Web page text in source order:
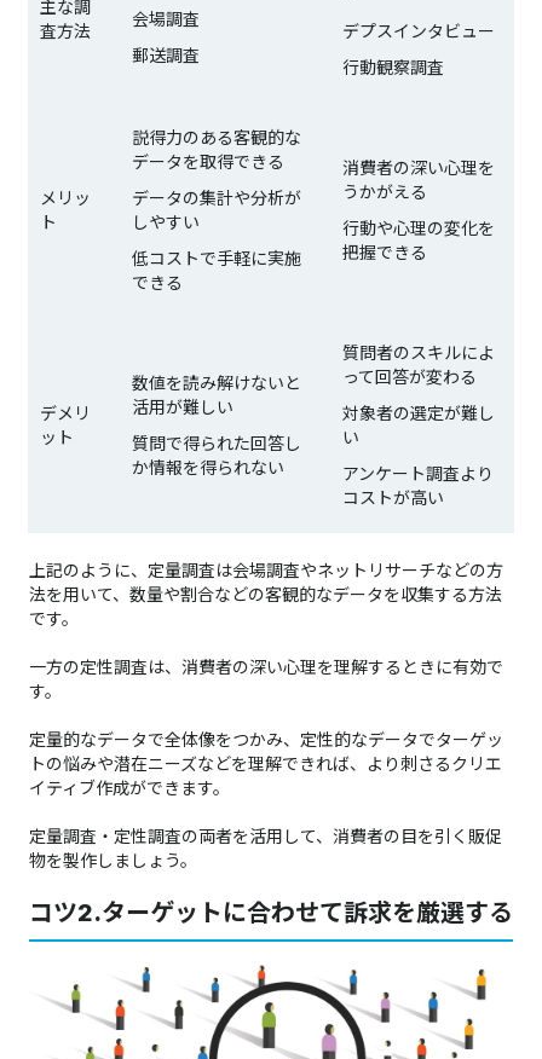
主な調
査方法
会場調査
郵送調査
デプスインタビュー
行動観察調査
メリッ
ト
説得力のある客観的な
データを取得できる
データの集計や分析が
しやすい
低コストで手軽に実施
できる
消費者の深い心理を
うかがえる
行動や心理の変化を
把握できる
デメリ
ット
数値を読み解けないと
活用が難しい
質問で得られた回答し
か情報を得られない
質問者のスキルによ
って回答が変わる
対象者の選定が難し
い
アンケート調査より
コストが高い
上記のように、定量調査は会場調査やネットリサーチなどの方
法を用いて、数量や割合などの客観的なデータを収集する方法
です。
一方の定性調査は、消費者の深い心理を理解するときに有効で
す。
定量的なデータで全体像をつかみ、定性的なデータでターゲッ
トの悩みや潜在ニーズなどを理解できれば、より刺さるクリエ
イティブ作成ができます。
定量調査・定性調査の両者を活用して、消費者の目を引く販促
物を製作しましょう。
コツ2.ターゲットに合わせて訴求を厳選する